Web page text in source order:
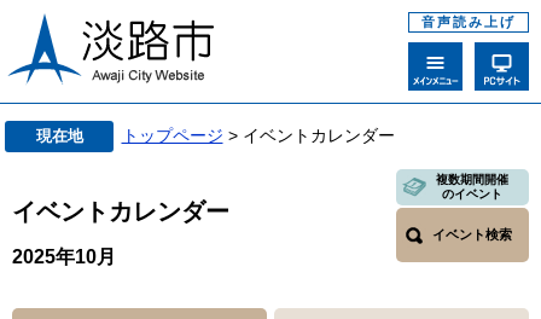
音声読み上げ
現在地 トップページ > イベントカレンダー
イベントカレンダー
複数期間開催
のイベント
イベント検索
2025年10月